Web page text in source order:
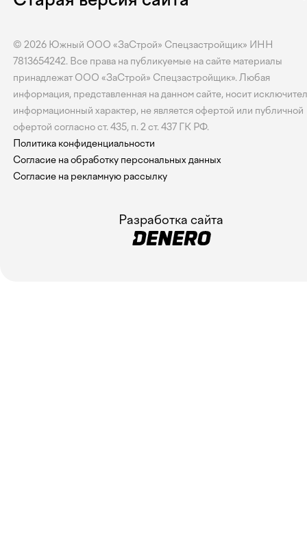
© 2026 Южный ООО «ЗаСтрой» Спецзастройщик» ИНН
7813654242. Все права на публикуемые на сайте материалы
принадлежат ООО «ЗаСтрой» Спецзастройщик». Любая
информация, представленная на данном сайте, носит
информационный характер, не является офертой или публичной
офертой согласно ст. 435, п. 2 ст. 437 ГК РФ.
Политика конфиденциальности
Согласие на обработку персональных данных
Согласие на рекламную рассылку
Разработка сайта